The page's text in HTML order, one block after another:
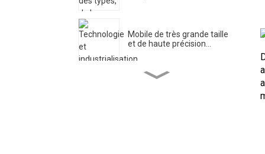
Mobile de très grande taille
et de haute précision...